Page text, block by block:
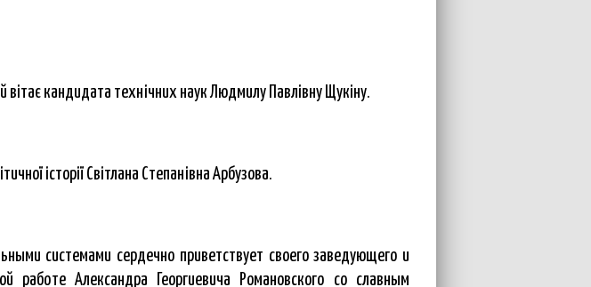
вітає кандидата технічних наук Людмилу Павлівну Щукіну.
історії Світлана Степанівна Арбузова.
системами сердечно приветствует своего заведующего и
работе Александра Георгиевича Романовского со славным